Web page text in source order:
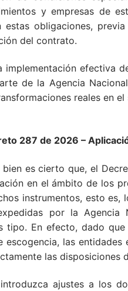
y empresas de
estas obligaciones,
del contrato.
implementación efectiva
de la Agencia
reales en
287 de 2026 –
es cierto que, el
en el ámbito de los
instrumentos, esto
por la
tipo. En efecto, dado
las
las disposiciones
ajustes a los